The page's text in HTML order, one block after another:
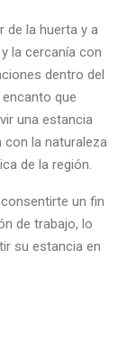
de la huerta y a
la cercanía con
dentro del
que
una estancia
con la naturaleza
de la región.
un fin
de trabajo, lo
su estancia en